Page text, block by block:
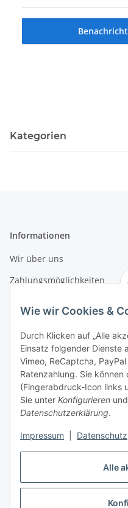
Alle
Wie wir Cookies &
Durch Klicken auf „Alle
Einsatz folgender Dienste
Vimeo, ReCaptcha,
Ratenzahlung. Sie
(Fingerabdruck-Icon links
Sie unter Konfigurieren
Datenschutzerklärung.
Impressum Datenschutz
Kategorien
Informationen
Wir über uns
Zahlungsmöglichkeiten
Gesetzliche Informationen
Datenschutz
AGB
Sitemap
Nachhaltigkeitshinweise